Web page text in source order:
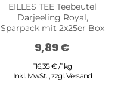
EILLES TEE Teebeutel
Darjeeling Royal,
Sparpack mit 2x25er Box
9,89 €
116,35 € / 1kg
Inkl. MwSt. ,zzgl.Versand